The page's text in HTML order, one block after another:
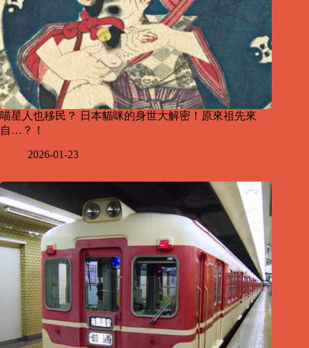
喵星人也移民？ 日本貓咪的身世大解密！原來祖先來
自…？！
2026-01-23